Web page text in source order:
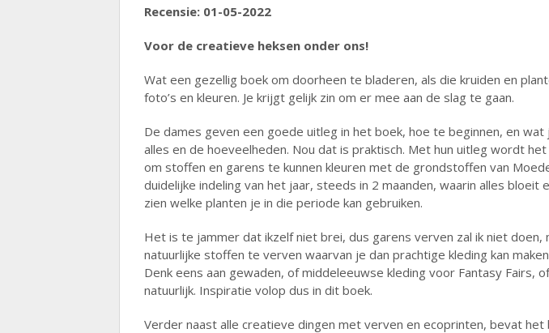
Recensie: 01-05-2022
Voor de creatieve heksen onder ons!
Wat een gezellig boek om doorheen te bladeren, als die kruiden en
foto’s en kleuren. Je krijgt gelijk zin om er mee aan de slag te gaan.
De dames geven een goede uitleg in het boek, hoe te beginnen, en
alles en de hoeveelheden. Nou dat is praktisch. Met hun uitleg wordt
om stoffen en garens te kunnen kleuren met de grondstoffen van
duidelijke indeling van het jaar, steeds in 2 maanden, waarin alles bloeit
zien welke planten je in die periode kan gebruiken.
Het is te jammer dat ikzelf niet brei, dus garens verven zal ik niet doen,
natuurlijke stoffen te verven waarvan je dan prachtige kleding kan
Denk eens aan gewaden, of middeleeuwse kleding voor Fantasy Fairs,
natuurlijk. Inspiratie volop dus in dit boek.
Verder naast alle creatieve dingen met verven en ecoprinten, bevat het